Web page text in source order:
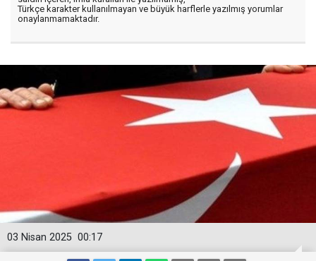
Türkçe karakter kullanılmayan ve büyük harflerle yazılmış yorumlar
onaylanmamaktadır.
00:17
03 Nisan 2025